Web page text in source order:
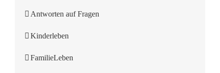
Antworten auf Fragen
Kinderleben
FamilieLeben